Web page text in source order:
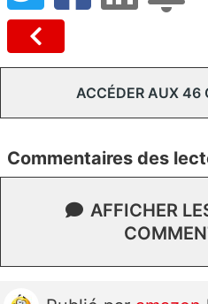
ACCÉDER AUX 46
Commentaires des
AFFICHER